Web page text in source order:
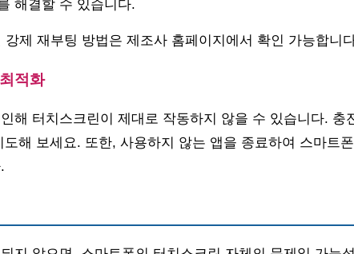
해결할 수 있습니다.
강제 재부팅 방법은 제조사 홈페이지에서 확인 가능합니
적화
해 터치스크린이 제대로 작동하지 않을 수 있습니다. 충
도해 보세요. 또한, 사용하지 않는 앱을 종료하여 스마트